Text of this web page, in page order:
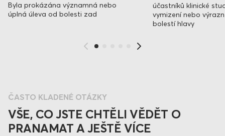
Byla prokázána významná nebo
úplná úleva od bolesti zad
účastníků klinické
vymizení nebo
bolestí hlavy
ČASTO KLADENÉ OTÁZKY
VŠE, CO JSTE CHTĚLI VĚDĚT O
PRANAMAT A JEŠTĚ VÍCE